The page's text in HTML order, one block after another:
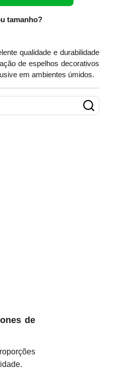
tamanho?
qualidade e durabilidade
de espelhos decorativos
em ambientes úmidos.
de